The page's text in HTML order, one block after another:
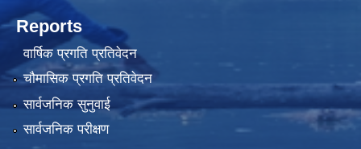
Reports
वार्षिक प्रगति प्रतिवेदन
चौमासिक प्रगति प्रतिवेदन
सार्वजनिक सुनुवाई
सार्वजनिक परीक्षण